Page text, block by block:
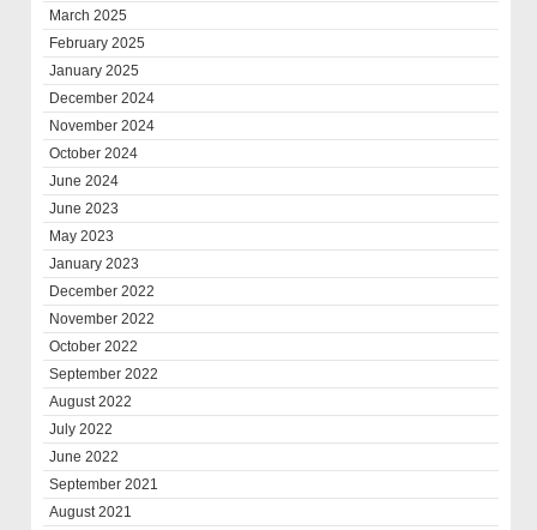
March 2025
February 2025
January 2025
December 2024
November 2024
October 2024
June 2024
June 2023
May 2023
January 2023
December 2022
November 2022
October 2022
September 2022
August 2022
July 2022
June 2022
September 2021
August 2021